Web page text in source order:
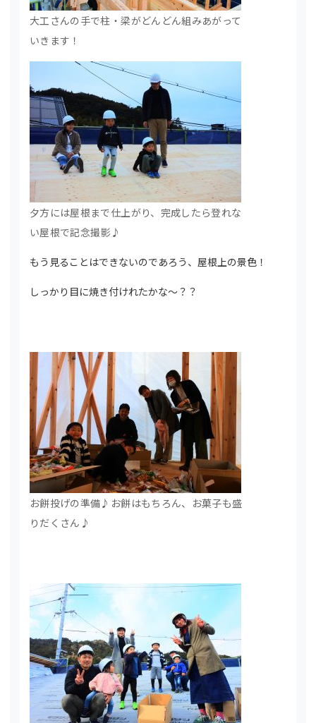
大工さんの手で柱・梁がどんどん組みあがって
いきます！
夕方には屋根まで仕上がり、完成したら登れな
い屋根で記念撮影♪
もう見ることはできないのであろう、屋根上の景色！
しっかり目に焼き付けれたかな～？？
お餅投げの準備♪お餅はもちろん、お菓子も盛
りだくさん♪